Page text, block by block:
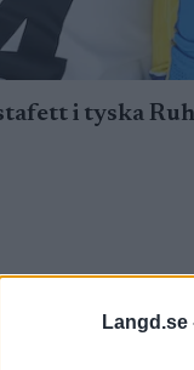
i tyska
i tyska
de två första